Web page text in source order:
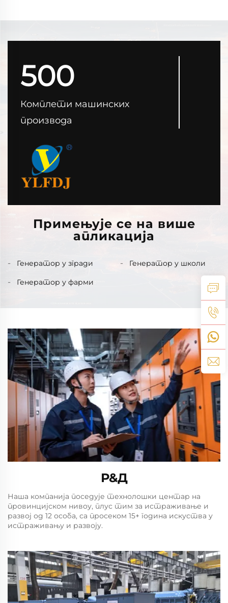
500
Комплети машинских
производа
Примењује се на више
апликација
Генератор у згради Генератор у школи
Генератор у фарми
Р&Д
Наша компанија поседује технолошки центар на
провинцијском нивоу, плус тим за истраживање и
развој од 12 особа, са просеком 15+ година искуства у
истраживању и развоју.